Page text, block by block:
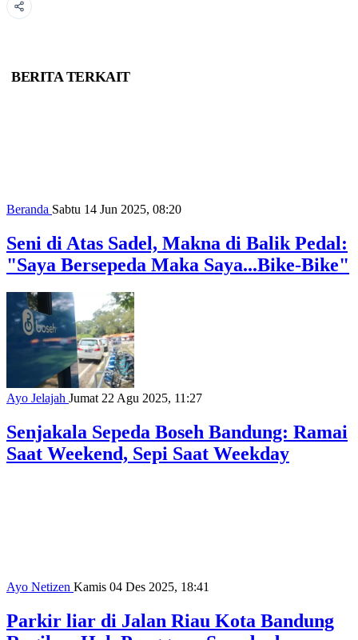
BERITA TERKAIT
Beranda Sabtu 14 Jun 2025, 08:20
Seni di Atas Sadel, Makna di Balik Pedal:
"Saya Bersepeda Maka Saya...Bike-Bike"
Ayo Jelajah Jumat 22 Agu 2025, 11:27
Senjakala Sepeda Boseh Bandung: Ramai
Saat Weekend, Sepi Saat Weekday
Ayo Netizen Kamis 04 Des 2025, 18:41
Parkir liar di Jalan Riau Kota Bandung